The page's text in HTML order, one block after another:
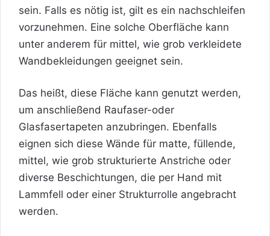
sein. Falls es nötig ist, gilt es ein nachschleifen
vorzunehmen. Eine solche Oberfläche kann
unter anderem für mittel, wie grob verkleidete
Wandbekleidungen geeignet sein.
Das heißt, diese Fläche kann genutzt werden,
um anschließend Raufaser-oder
Glasfasertapeten anzubringen. Ebenfalls
eignen sich diese Wände für matte, füllende,
mittel, wie grob strukturierte Anstriche oder
diverse Beschichtungen, die per Hand mit
Lammfell oder einer Strukturrolle angebracht
werden.